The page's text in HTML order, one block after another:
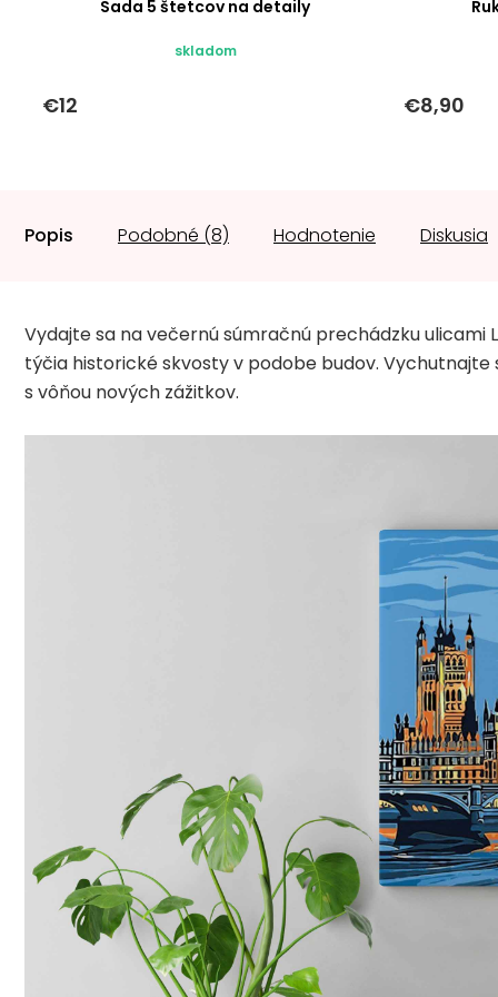
Sada 5 štetcov na detaily
skladom
€12 €8,90
Popis Podobné (8) Hodnotenie Diskusia
Vydajte sa na večernú súmračnú prechádzku ulicami
týčia historické skvosty v podobe budov.
s vôňou nových zážitkov.